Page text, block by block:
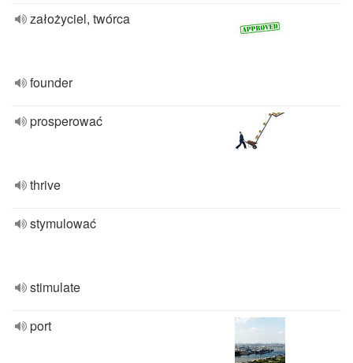
założyciel, twórca
founder
prosperować
thrive
stymulować
stimulate
port